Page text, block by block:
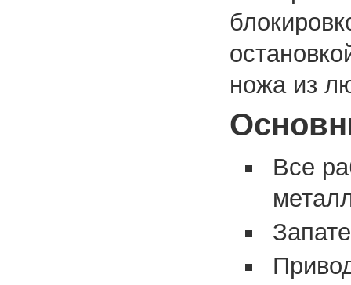
ножа из
Все